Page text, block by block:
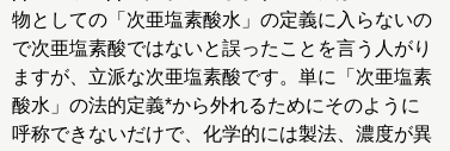
物としての「次亜塩素酸水」の定義に入らないの
で次亜塩素酸ではないと誤ったことを言う人がり
ますが、立派な次亜塩素酸です。単に「次亜塩素
酸水」の法的定義*から外れるためにそのように
呼称できないだけで、化学的には製法、濃度が異